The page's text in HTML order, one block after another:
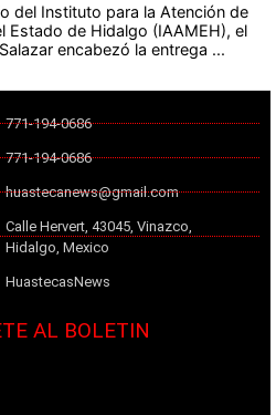
del Instituto para la Atención de
Estado de Hidalgo (IAAMEH), el
encabezó la entrega ...
771-194-0686
771-194-0686
huastecanews@gmail.com
Calle Hervert, 43045, Vinazco,
Hidalgo, Mexico
HuastecasNews
AL BOLETIN